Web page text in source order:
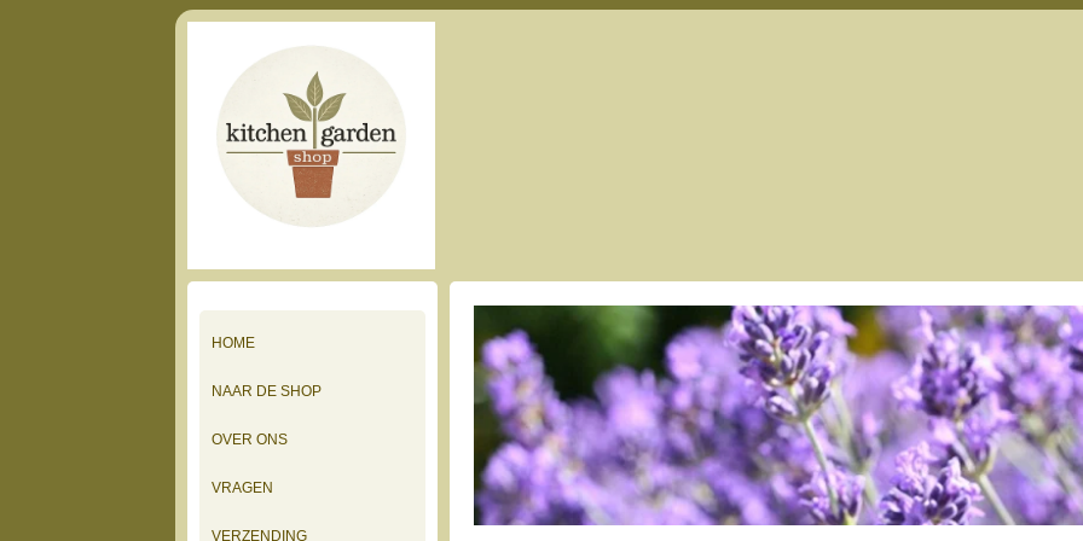
HOME
NAAR DE SHOP
OVER ONS
VRAGEN
VERZENDING